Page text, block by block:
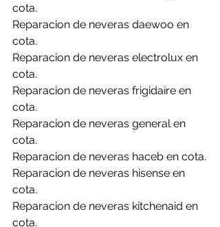
cota.
Reparacion de neveras daewoo en
cota.
Reparacion de neveras electrolux en
cota.
Reparacion de neveras frigidaire en
cota.
Reparacion de neveras general en
cota.
Reparacion de neveras haceb en cota.
Reparacion de neveras hisense en
cota.
Reparacion de neveras kitchenaid en
cota.